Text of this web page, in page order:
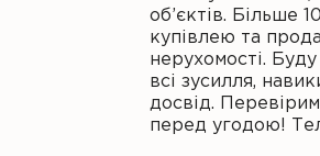
об’єктів. Більше
купівлею та
нерухомості.
всі зусилля,
досвід.
перед угодою!